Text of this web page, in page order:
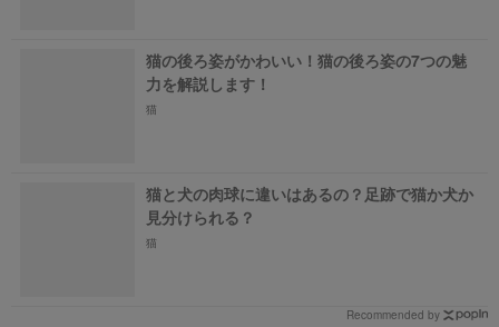
猫の後ろ姿がかわいい！猫の後ろ姿の7つの魅
力を解説します！
猫
猫と犬の肉球に違いはあるの？足跡で猫か犬か
見分けられる？
猫
Recommended by